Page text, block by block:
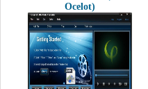
Ocelot)